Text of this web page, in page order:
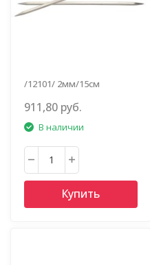
/12101/ 2мм/15см
911,80 руб.
В наличии
Купить